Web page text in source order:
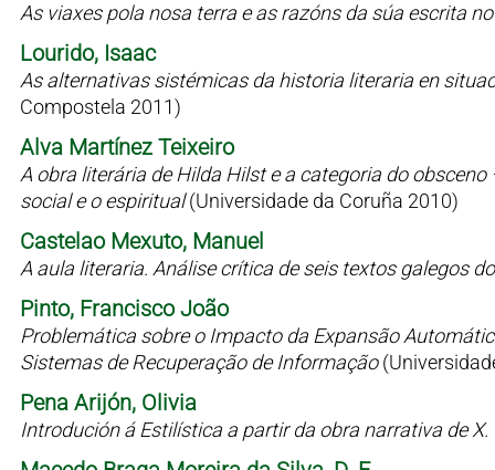
As viaxes pola nosa terra e as razóns da súa escrita
Lourido, Isaac
As alternativas sistémicas da historia literaria en
Compostela 2011)
Alva Martínez Teixeiro
A obra literária de Hilda Hilst e a categoria do
social e o espiritual(Universidade da Coruña 2010)
Castelao Mexuto, Manuel
A aula literaria. Análise crítica de seis textos galegos
Pinto, Francisco João
Problemática sobre o Impacto da Expansão
Sistemas de Recuperação de Informação
Pena Arijón, Olivia
Introdución á Estilística a partir da obra narrativa de X.